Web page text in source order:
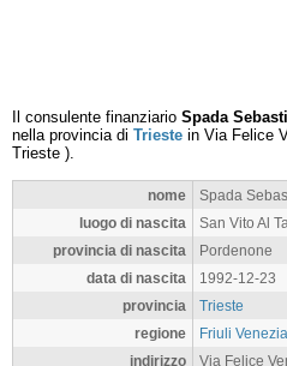
Il consulente finanziario Spada
nella provincia di Trieste in Via Felice
Trieste ).
nome
Spada
luogo di nascita
San Vito Al
provincia di nascita
Pordenone
data di nascita
1992-12-23
provincia
Trieste
regione
Friuli
indirizzo
Via Felice